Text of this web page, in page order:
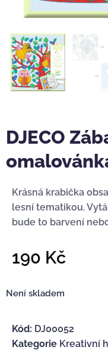
DJECO
Krásná krabička
lesní tematikou.
bude to barvení
190 Kč
Není skladem
Kód: DJ00052
Kategorie Kreativní